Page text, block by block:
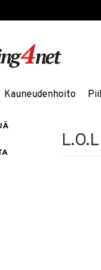
Kauneudenhoito